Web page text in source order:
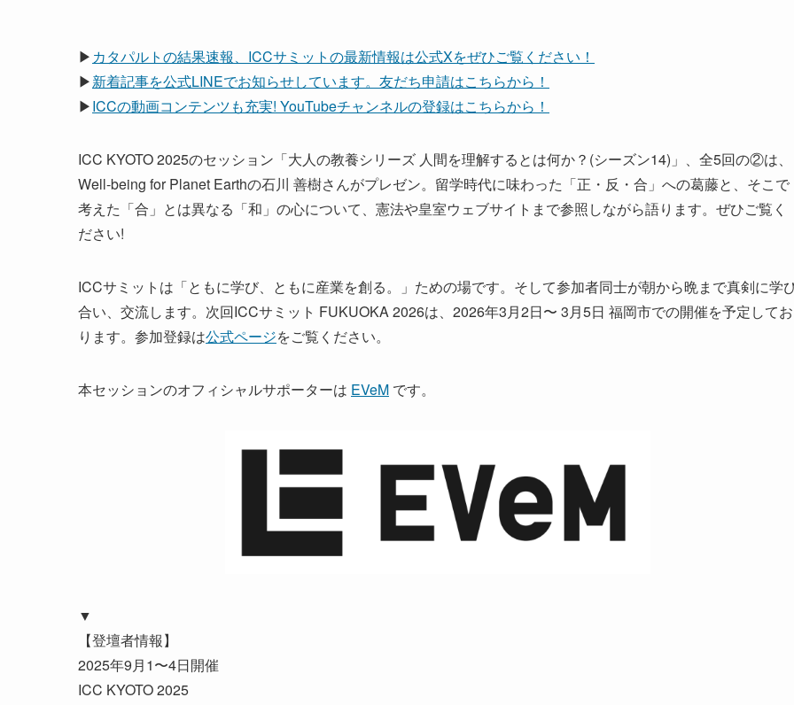
▶ カタパルトの結果速報、ICCサミットの最新情報は公式Xをぜひご覧ください！
▶新着記事を公式LINEでお知らせしています。友だち申請はこちらから！
▶ICCの動画コンテンツも充実! YouTubeチャンネルの登録はこちらから！
ICC KYOTO 2025のセッション「大人の教養シリーズ 人間を理解するとは何か？(シーズン14)」、全5回の②は、
Well-being for Planet Earthの石川 善樹さんがプレゼン。留学時代に味わった「正・反・合」への葛藤と、そこで
考えた「合」とは異なる「和」の心について、憲法や皇室ウェブサイトまで参照しながら語ります。ぜひご覧く
ださい!
ICCサミットは「ともに学び、ともに産業を創る。」ための場です。そして参加者同士が朝から晩まで真剣に学
合い、交流します。次回ICCサミット FUKUOKA 2026は、2026年3月2日〜 3月5日 福岡市での開催を予定してお
ります。参加登録は公式ページをご覧ください。
本セッションのオフィシャルサポーターは EVeM です。
▼
【登壇者情報】
2025年9月1〜4日開催
ICC KYOTO 2025